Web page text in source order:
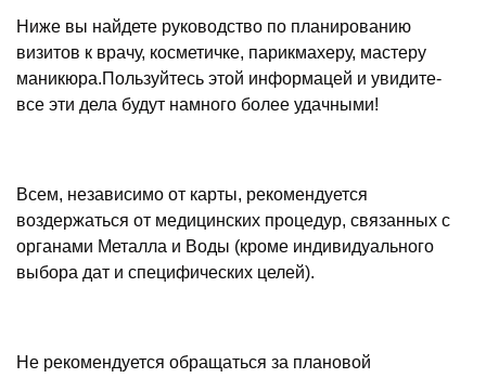
Ниже вы найдете руководство по планированию
визитов к врачу, косметичке, парикмахеру, мастеру
маникюра.Пользуйтесь этой информацей и увидите-
все эти дела будут намного более удачными!
Всем, независимо от карты, рекомендуется
воздержаться от медицинских процедур, связанных с
органами Металла и Воды (кроме индивидуального
выбора дат и специфических целей).
Не рекомендуется обращаться за плановой